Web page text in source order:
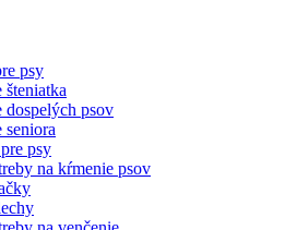
psy
šteniatka
dospelých psov
seniora
psy
na kŕmenie psov